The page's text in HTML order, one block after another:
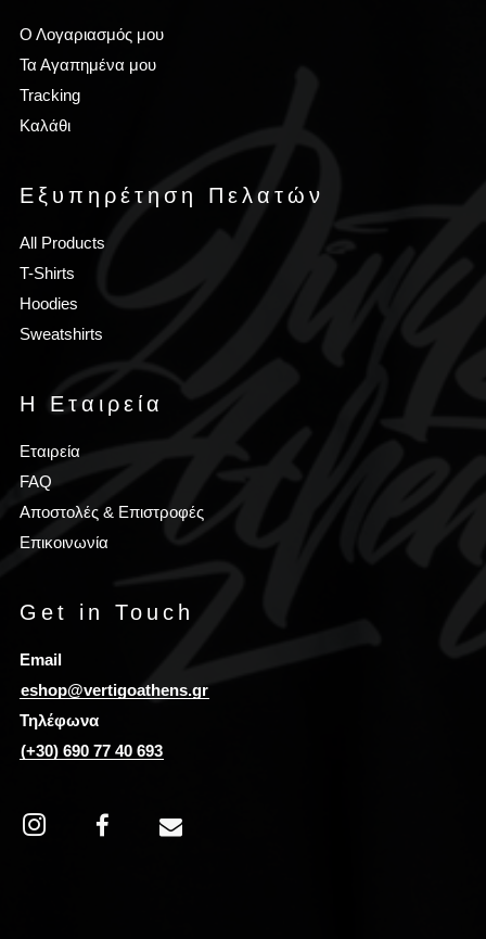
Ο Λογαριασμός μου
Τα Αγαπημένα μου
Tracking
Καλάθι
Εξυπηρέτηση Πελατών
All Products
T-Shirts
Hoodies
Sweatshirts
Η Εταιρεία
Εταιρεία
FAQ
Αποστολές & Επιστροφές
Επικοινωνία
Get in Touch
Email
eshop@vertigoathens.gr
Τηλέφωνα
(+30) 690 77 40 693